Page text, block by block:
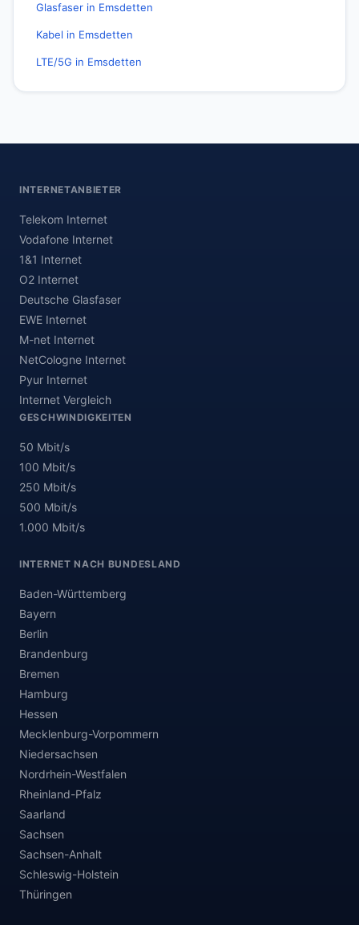
Glasfaser in Emsdetten
Kabel in Emsdetten
LTE/5G in Emsdetten
INTERNETANBIETER
Telekom Internet
Vodafone Internet
1&1 Internet
O2 Internet
Deutsche Glasfaser
EWE Internet
M-net Internet
NetCologne Internet
Pyur Internet
Internet Vergleich
GESCHWINDIGKEITEN
50 Mbit/s
100 Mbit/s
250 Mbit/s
500 Mbit/s
1.000 Mbit/s
INTERNET NACH BUNDESLAND
Baden-Württemberg
Bayern
Berlin
Brandenburg
Bremen
Hamburg
Hessen
Mecklenburg-Vorpommern
Niedersachsen
Nordrhein-Westfalen
Rheinland-Pfalz
Saarland
Sachsen
Sachsen-Anhalt
Schleswig-Holstein
Thüringen